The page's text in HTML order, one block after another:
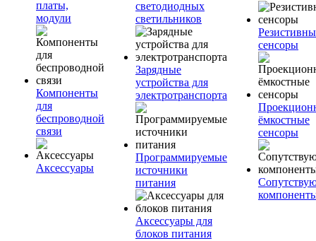
платы,
модули
Компоненты
для
беспроводной
связи
Аксессуары
светодиодных
светильников
Зарядные
устройства для
электротранспорта
Программируемые
источники
питания
Аксессуары для
блоков питания
сенсоры
ёмкостные
сенсоры